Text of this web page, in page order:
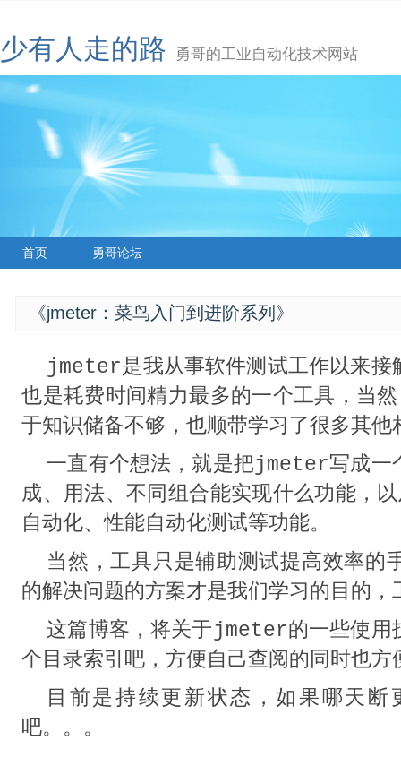
少有人走的路 勇哥的工业自动化技术网站
首页 勇哥论坛
《jmeter：菜鸟入门到进阶系列》
jmeter是我从事软件测试工作以来接
也是耗费时间精力最多的一个工具，当
于知识储备不够，也顺带学习了很多其他
一直有个想法，就是把jmeter写成一
成、用法、不同组合能实现什么功能，
自动化、性能自动化测试等功能。
当然，工具只是辅助测试提高效率的
的解决问题的方案才是我们学习的目的
这篇博客，将关于jmeter的一些使用
个目录索引吧，方便自己查阅的同时也方
目前是持续更新状态，如果哪天
吧。。。